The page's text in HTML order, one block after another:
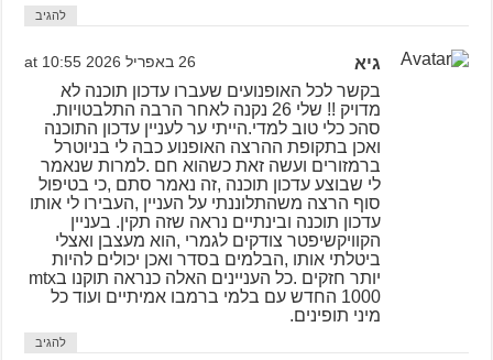
להגיב
גיא 26 באפריל 2026 at 10:55
בקשר לכל האופנועים שעברו עדכון תוכנה לא
מדויק !! שלי 26 נקנה לאחר הרבה התלבטויות.
סהכ כלי טוב למדי.הייתי ער לעניין עדכון התוכנה
ואכן בתקופת ההרצה האופנוע כבה לי בניוטרל
ברמזורים ועשה זאת כשהוא חם .למרות שנאמר
לי שבוצע עדכון תוכנה ,זה נאמר סתם ,כי בטיפול
סוף הרצה משהתלוננתי על העניין ,העבירו לי אותו
עדכון תוכנה ובינתיים נראה שזה תקין. בעניין
הקוויקשיפטר צודקים לגמרי ,הוא מעצבן ואצלי
ביטלתי אותו ,הבלמים בסדר ואכן יכולים להיות
יותר חזקים .כל העניינים האלה כנראה תוקנו בmtx
1000 החדש עם בלמי ברמבו אמיתיים ועוד כל
מיני תופינים.
להגיב